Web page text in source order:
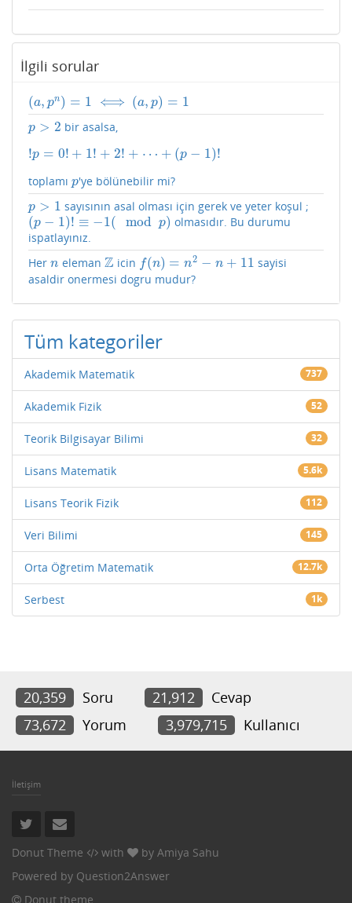
İlgili sorular
(a, pn) = 1 ⟺ (a, p) = 1
(a,p n)=1 ⟺ (a p)=1
p > 2
p >2 bir asalsa,
!p = 0! + 1! + 2! + ⋯ + (p − 1)!
!p= 0!+1! +2! +⋯+( p −1 )!
toplamı p
p'ye bölünebilir mi?
p > 1
p >1 sayısının asal olması için gerek ve yeter koşul ;
(p − 1)! ≡ −1( mod p)
(p− 1) ≡−1 modp)
olmasıdır. Bu durumu
ispatlayınız.
Her n
n eleman Z
Z icin f(n) = n2 − n + 11
f(n)=n 2− n+11
sayisi
asaldir onermesi dogru mudur?
Tüm kategoriler
Akademik Matematik 737
Akademik Fizik 52
Teorik Bilgisayar Bilimi 32
Lisans Matematik 5.6k
Lisans Teorik Fizik 112
Veri Bilimi 145
Orta Öğretim Matematik 12.7k
Serbest 1k
20,359 Soru 21,912
Cevap
73,672
Yorum 3,979,715 Kullanıcı
İletişim
Donut Theme with by Amiya Sahu
Powered by Question2Answer
Donut theme